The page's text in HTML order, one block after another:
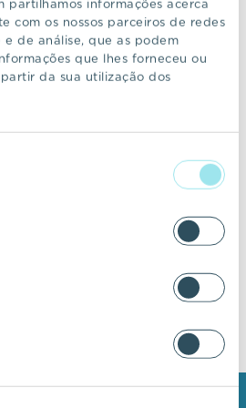
partilhamos informações acerca
com os nossos parceiros de redes
de análise, que as podem
que lhes forneceu ou
da sua utilização dos
residenciais de
design e a arquitetura se
e a sustentabilidade.